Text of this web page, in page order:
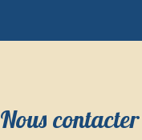
Nous contacter